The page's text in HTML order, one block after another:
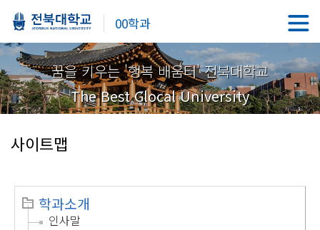
00학과
꿈을 키우는 '행복 배움터' 전북대학교
The Best Glocal University
사이트맵
학과소개
인사말